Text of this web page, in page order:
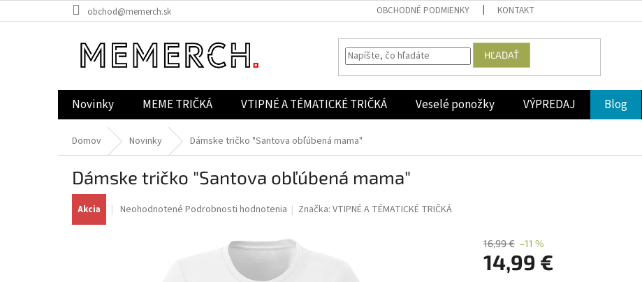
na
obchod@memerch.sk OBCHODNÉ PODMIENKY KONTAKT
HĽADAŤ
Novinky MEME TRIČKÁ VTIPNÉ A TÉMATICKÉ TRIČKÁ Veselé ponožky VÝPREDAJ Blog
Domov Novinky Dámske tričko "Santova obľúbená mama"
Dámske tričko "Santova obľúbená mama"
Akcia
Priemerné
Neohodnotené Podrobnosti hodnotenia Značka:VTIPNÉ A TÉMATICKÉ TRIČKÁ
16,99 € –11 %
14,99 €